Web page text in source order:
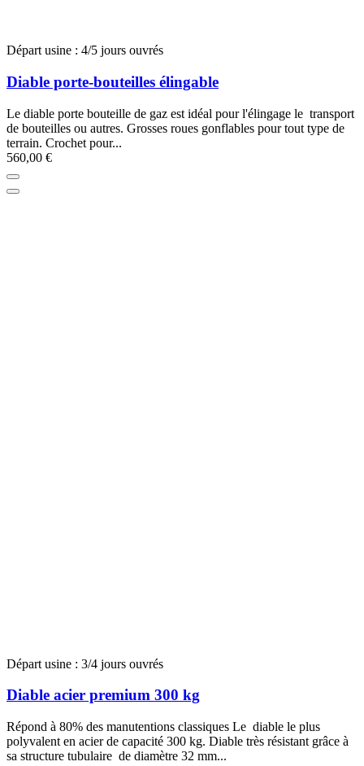
Départ usine : 4/5 jours ouvrés
Diable porte-bouteilles élingable
Le diable porte bouteille de gaz est idéal pour l'élingage le transport
de bouteilles ou autres. Grosses roues gonflables pour tout type de
terrain. Crochet pour...
560,00 €
Départ usine : 3/4 jours ouvrés
Diable acier premium 300 kg
Répond à 80% des manutentions classiques Le diable le plus
polyvalent en acier de capacité 300 kg. Diable très résistant grâce à
sa structure tubulaire de diamètre 32 mm...